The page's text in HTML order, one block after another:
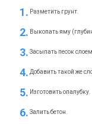
Разметить грунт.
Выкопать яму
Засыпать песок
Добавить такой же
Изготовить опалубку.
Залить бетон.